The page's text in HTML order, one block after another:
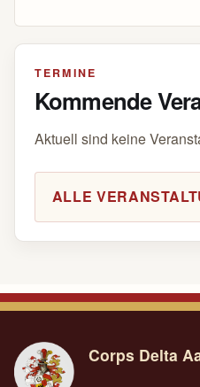
TERMINE
Kommende
Aktuell sind keine
ALLE
Corps Delta